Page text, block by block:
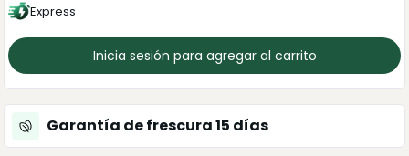
Express
Inicia sesión para agregar al carrito
Garantía de frescura15 días